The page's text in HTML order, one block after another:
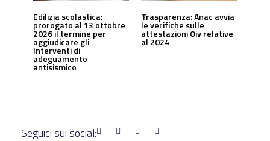
Edilizia scolastica:
prorogato al 13 ottobre
2026 il termine per
aggiudicare gli
Interventi di
adeguamento
antisismico
Trasparenza: Anac avvia
le verifiche sulle
attestazioni Oiv relative
al 2024
Seguici sui social: